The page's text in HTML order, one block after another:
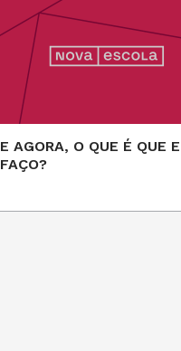
E AGORA, O QUE É QUE
FAÇO?